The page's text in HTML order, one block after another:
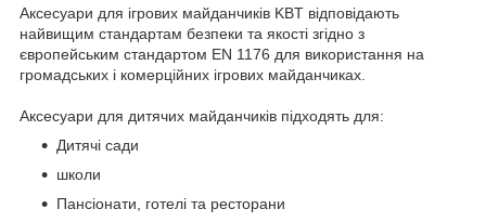
Аксесуари для ігрових майданчиків KBT відповідають
найвищим стандартам безпеки та якості згідно з
європейським стандартом EN 1176 для використання на
громадських і комерційних ігрових майданчиках.
Аксесуари для дитячих майданчиків підходять для:
Дитячі сади
школи
Пансіонати, готелі та ресторани